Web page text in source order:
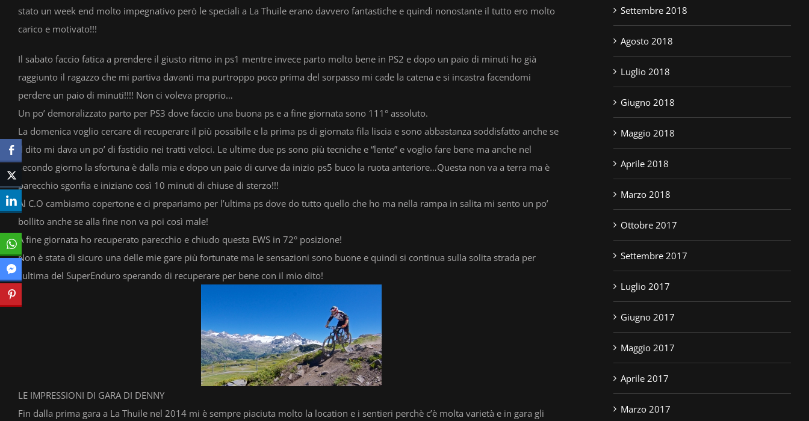
stato un week end molto impegnativo però le speciali a La Thuile erano davvero fantastiche e quindi nonostante il tutto ero molto
carico e motivato!!!
Il sabato faccio fatica a prendere il giusto ritmo in ps1 mentre invece parto molto bene in PS2 e dopo un paio di minuti ho già
raggiunto il ragazzo che mi partiva davanti ma purtroppo poco prima del sorpasso mi cade la catena e si incastra facendomi
perdere un paio di minuti!!!! Non ci voleva proprio…
Un po’ demoralizzato parto per PS3 dove faccio una buona ps e a fine giornata sono 111° assoluto.
La domenica voglio cercare di recuperare il più possibile e la prima ps di giornata fila liscia e sono abbastanza soddisfatto anche se
il dito mi dava un po’ di fastidio nei tratti veloci. Le ultime due ps sono più tecniche e “lente” e voglio fare bene ma anche nel
secondo giorno la sfortuna è dalla mia e dopo un paio di curve da inizio ps5 buco la ruota anteriore…Questa non va a terra ma è
parecchio sgonfia e iniziano così 10 minuti di chiuse di sterzo!!!
Al C.O cambiamo copertone e ci prepariamo per l’ultima ps dove do tutto quello che ho ma nella rampa in salita mi sento un po’
bollito anche se alla fine non va poi così male!
A fine giornata ho recuperato parecchio e chiudo questa EWS in 72° posizione!
Non è stata di sicuro una delle mie gare più fortunate ma le sensazioni sono buone e quindi si continua sulla solita strada per
l’ultima del SuperEnduro sperando di recuperare per bene con il mio dito!
LE IMPRESSIONI DI GARA DI DENNY
Fin dalla prima gara a La Thuile nel 2014 mi è sempre piaciuta molto la location e i sentieri perchè c’è molta varietà e in gara gli
Settembre 2018
Agosto 2018
Luglio 2018
Giugno 2018
Maggio 2018
Aprile 2018
Marzo 2018
Ottobre 2017
Settembre 2017
Luglio 2017
Giugno 2017
Maggio 2017
Aprile 2017
Marzo 2017